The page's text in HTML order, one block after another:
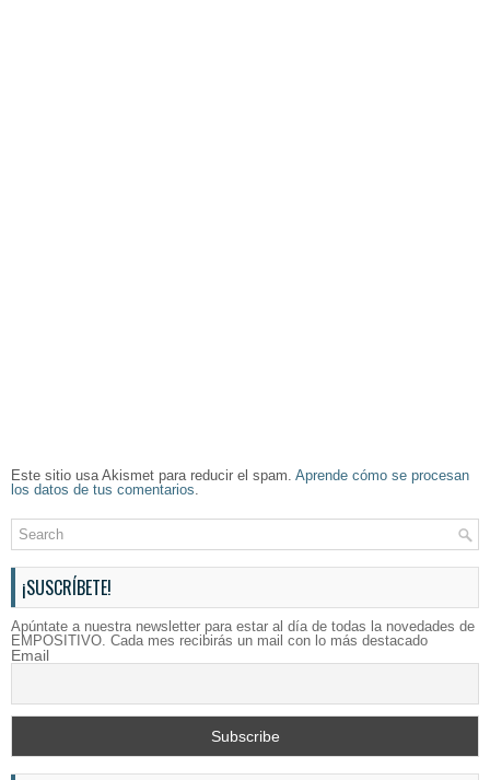
Este sitio usa Akismet para reducir el spam. Aprende cómo se procesan
los datos de tus comentarios.
¡SUSCRÍBETE!
Apúntate a nuestra newsletter para estar al día de todas la novedades de
EMPOSITIVO. Cada mes recibirás un mail con lo más destacado
Email